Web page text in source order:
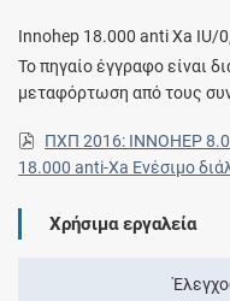
Innohep 18.000 anti Xa IU/
Το πηγαίο έγγραφο είναι
μεταφόρτωση από τους
ΠΧΠ 2016: INNOHEP
18.000 anti-Xa Ενέσιμο
Χρήσιμα εργαλεία